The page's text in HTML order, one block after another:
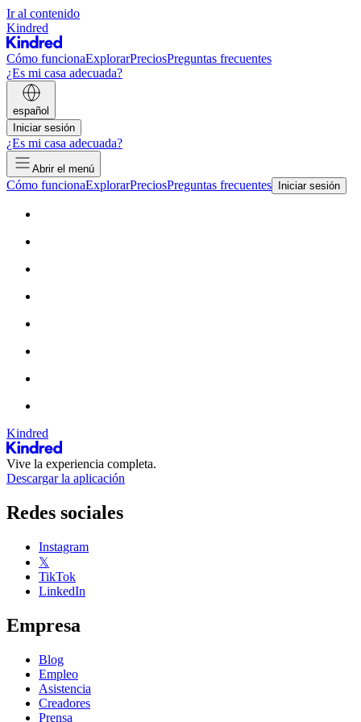
Ir al contenido
Kindred
Cómo funcionaExplorarPreciosPreguntas frecuentes
¿Es mi casa adecuada?
español
Iniciar sesión
¿Es mi casa adecuada?
Abrir el menú
Cómo funcionaExplorarPreciosPreguntas frecuentes Iniciar sesión
Kindred
Vive la experiencia completa.
Descargar la aplicación
Redes sociales
Instagram
𝕏
TikTok
LinkedIn
Empresa
Blog
Empleo
Asistencia
Creadores
Prensa